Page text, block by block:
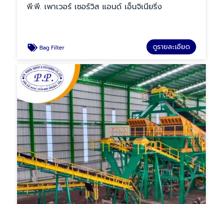
พี.พี. เพาเวอร์ เซอร์วิส แอนด์ เอ็นจิเนียริ่ง
Bag Filter ดูรายละเอียด